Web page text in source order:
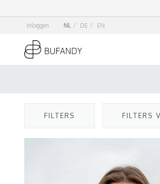
Inloggen NL / DE / EN
FILTERS FILTERS